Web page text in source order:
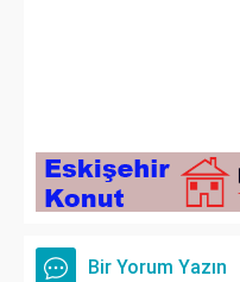
Bir Yorum Yazın